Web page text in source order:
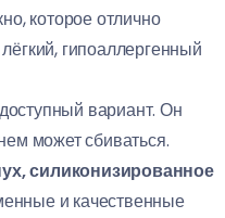
которое отлично
гипоаллергенный
вариант. Он
может сбиваться.
силиконизированное
и качественные